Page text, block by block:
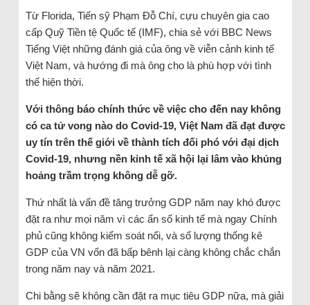
Từ Florida, Tiến sỹ Phạm Đỗ Chí, cựu chuyên gia cao
cấp Quỹ Tiền tệ Quốc tế (IMF), chia sẻ với BBC News
Tiếng Việt những đánh giá của ông về viễn cảnh kinh tế
Việt Nam, và hướng đi mà ông cho là phù hợp với tình
thế hiện thời.
Với thông báo chính thức về việc cho đến nay không
có ca tử vong nào do Covid-19, Việt Nam đã đạt được
uy tín trên thế giới về thành tích đối phó với đại dịch
Covid-19, nhưng nền kinh tế xã hội lại lâm vào khủng
hoảng trầm trọng không dễ gỡ.
Thứ nhất là vấn đề tăng trưởng GDP năm nay khó được
đặt ra như mọi năm vì các ẩn số kinh tế mà ngay Chính
phủ cũng không kiểm soát nổi, và số lượng thống kê
GDP của VN vốn đã bấp bênh lại càng không chắc chắn
trong năm nay và năm 2021.
Chi bằng sẽ không cần đặt ra mục tiêu GDP nữa, mà giải